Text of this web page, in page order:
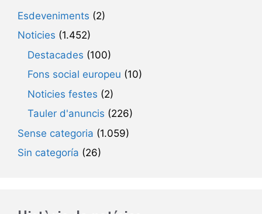
Esdeveniments (2)
Noticies (1.452)
Destacades (100)
Fons social europeu (10)
Noticies festes (2)
Tauler d'anuncis (226)
Sense categoria (1.059)
Sin categoría (26)